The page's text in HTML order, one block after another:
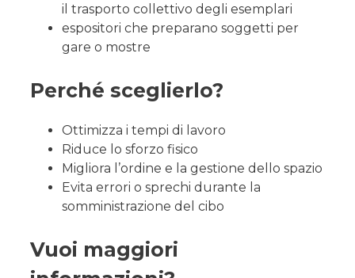
il trasporto collettivo degli esemplari
espositori che preparano soggetti per
gare o mostre
Perché sceglierlo?
Ottimizza i tempi di lavoro
Riduce lo sforzo fisico
Migliora l’ordine e la gestione dello spazio
Evita errori o sprechi durante la
somministrazione del cibo
Vuoi maggiori